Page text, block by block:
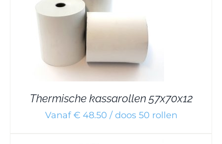
Thermische kassarollen 57x70x12
Vanaf € 48.50 / doos 50 rollen